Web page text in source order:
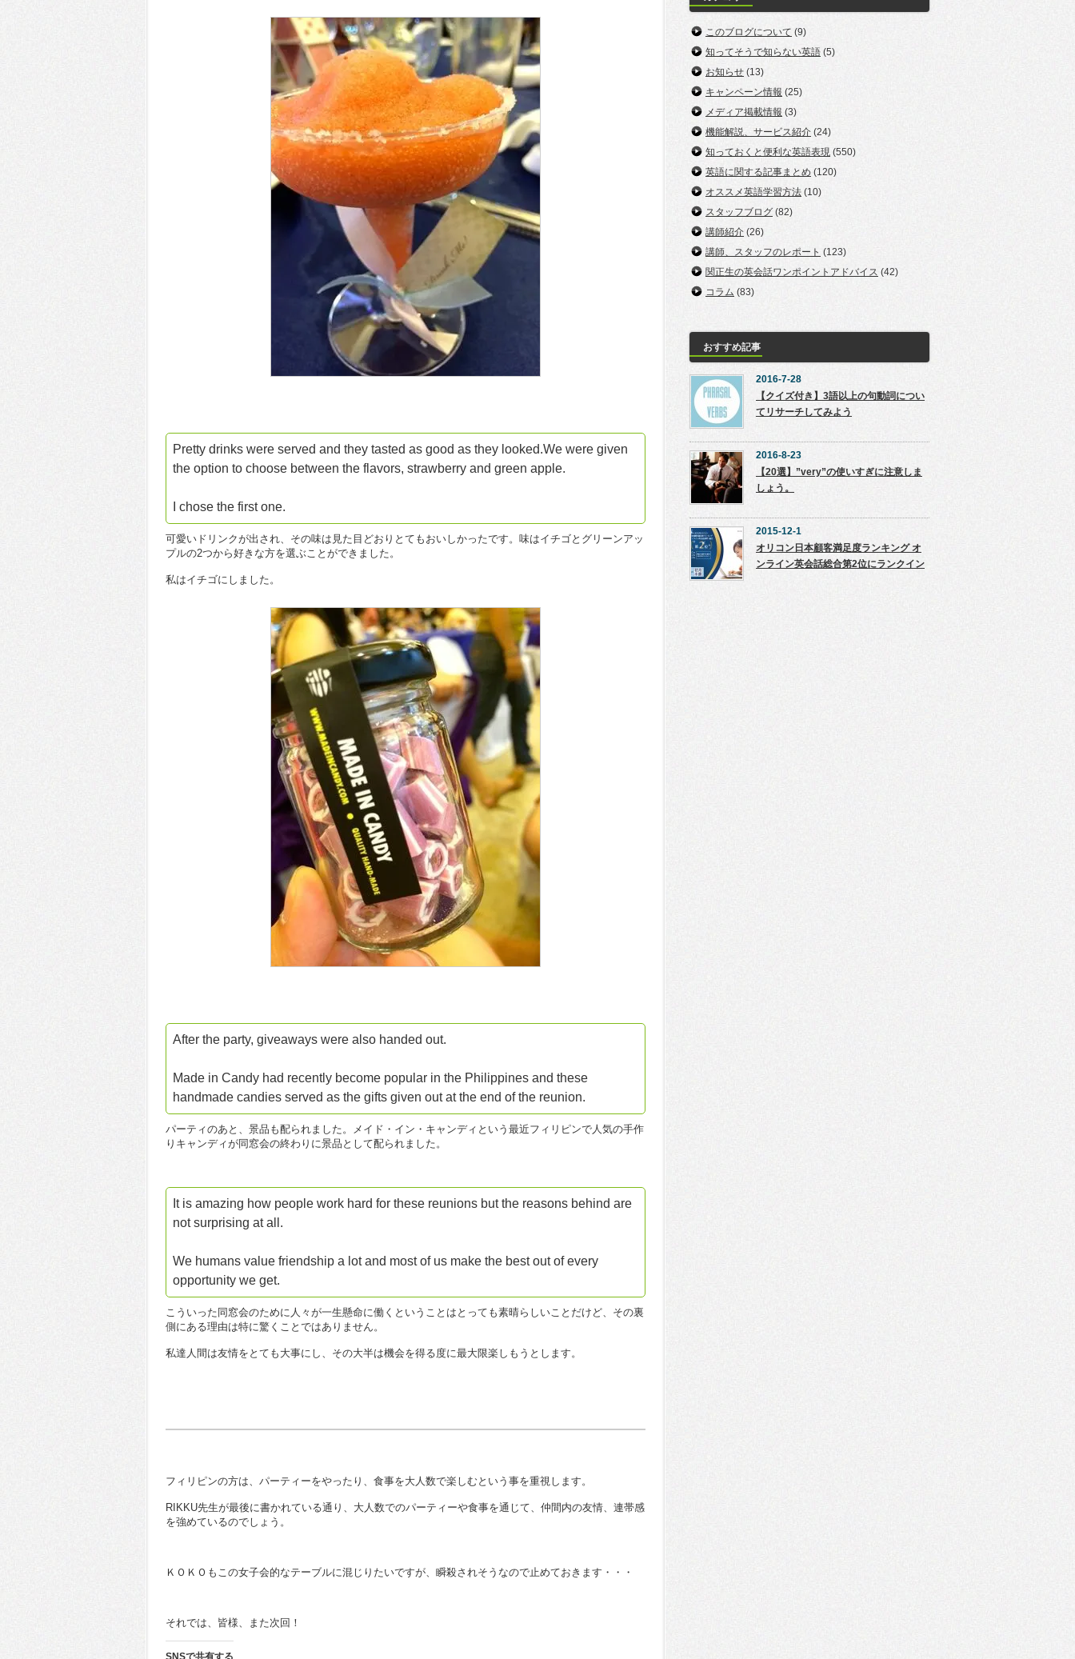
Pretty drinks were served and they tasted as good as they looked.We were given
the option to choose between the flavors, strawberry and green apple.
I chose the first one.
可愛いドリンクが出され、その味は見た目どおりとてもおいしかったです。味はイチゴとグリーンアッ
プルの2つから好きな方を選ぶことができました。
私はイチゴにしました。
After the party, giveaways were also handed out.
Made in Candy had recently become popular in the Philippines and these
handmade candies served as the gifts given out at the end of the reunion.
パーティのあと、景品も配られました。メイド・イン・キャンディという最近フィリピンで人気の手作
りキャンディが同窓会の終わりに景品として配られました。
It is amazing how people work hard for these reunions but the reasons behind are
not surprising at all.
We humans value friendship a lot and most of us make the best out of every
opportunity we get.
こういった同窓会のために人々が一生懸命に働くということはとっても素晴らしいことだけど、その裏
側にある理由は特に驚くことではありません。
私達人間は友情をとても大事にし、その大半は機会を得る度に最大限楽しもうとします。
フィリピンの方は、パーティーをやったり、食事を大人数で楽しむという事を重視します。
RIKKU先生が最後に書かれている通り、大人数でのパーティーや食事を通じて、仲間内の友情、連帯感
を強めているのでしょう。
ＫＯＫＯもこの女子会的なテーブルに混じりたいですが、瞬殺されそうなので止めておきます・・・
それでは、皆様、また次回！
SNSで共有する
このブログについて (9)
知ってそうで知らない英語 (5)
お知らせ (13)
キャンペーン情報 (25)
メディア掲載情報 (3)
機能解説、サービス紹介 (24)
知っておくと便利な英語表現 (550)
英語に関する記事まとめ (120)
オススメ英語学習方法 (10)
スタッフブログ (82)
講師紹介 (26)
講師、スタッフのレポート (123)
関正生の英会話ワンポイントアドバイス (42)
コラム (83)
おすすめ記事
2016-7-28
【クイズ付き】3語以上の句動詞につい
てリサーチしてみよう
2016-8-23
【20選】”very”の使いすぎに注意しま
しょう。
2015-12-1
オリコン日本顧客満足度ランキング オ
ンライン英会話総合第2位にランクイン